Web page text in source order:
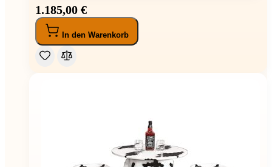
1.185,00 €
In den Warenkorb